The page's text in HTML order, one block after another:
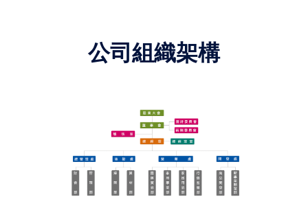
公司組織架構